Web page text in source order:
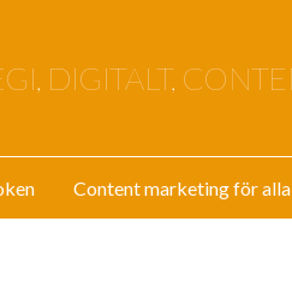
DIGITALT,
Content marketing för alla